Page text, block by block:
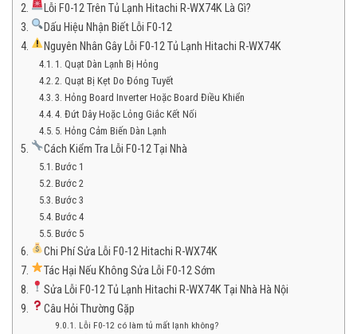
Lỗi F0-12 Trên Tủ Lạnh Hitachi R-WX74K Là Gì?
Dấu Hiệu Nhận Biết Lỗi F0-12
Nguyên Nhân Gây Lỗi F0-12 Tủ Lạnh Hitachi R-WX74K
1. Quạt Dàn Lạnh Bị Hỏng
2. Quạt Bị Kẹt Do Đóng Tuyết
3. Hỏng Board Inverter Hoặc Board Điều Khiển
4. Đứt Dây Hoặc Lỏng Giắc Kết Nối
5. Hỏng Cảm Biến Dàn Lạnh
Cách Kiểm Tra Lỗi F0-12 Tại Nhà
Bước 1
Bước 2
Bước 3
Bước 4
Bước 5
Chi Phí Sửa Lỗi F0-12 Hitachi R-WX74K
Tác Hại Nếu Không Sửa Lỗi F0-12 Sớm
Sửa Lỗi F0-12 Tủ Lạnh Hitachi R-WX74K Tại Nhà Hà Nội
Câu Hỏi Thường Gặp
Lỗi F0-12 có làm tủ mất lạnh không?